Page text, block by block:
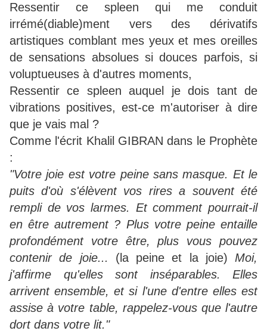
Ressentir ce spleen qui me conduit
irrémé(diable)ment vers des dérivatifs
artistiques comblant mes yeux et mes oreilles
de sensations absolues si douces parfois, si
voluptueuses à d'autres moments,
Ressentir ce spleen auquel je dois tant de
vibrations positives, est-ce m'autoriser à dire
que je vais mal ?
Comme l'écrit Khalil GIBRAN dans le Prophète
:
"Votre joie est votre peine sans masque. Et le
puits d'où s'élèvent vos rires a souvent été
rempli de vos larmes. Et comment pourrait-il
en être autrement ? Plus votre peine entaille
profondément votre être, plus vous pouvez
contenir de joie...
(la peine et la joie) Moi,
j'affirme qu'elles sont inséparables. Elles
arrivent ensemble, et si l'une d'entre elles est
assise à votre table, rappelez-vous que l'autre
dort dans votre lit."